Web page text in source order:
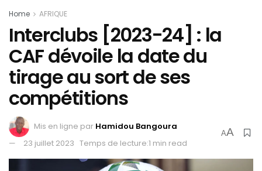
Home AFRIQUE
Interclubs [2023-24] : la
CAF dévoile la date du
tirage au sort de ses
compétitions
Mis en ligne par Hamidou Bangoura
23 juillet 2023 Temps de lecture:1 min read
AA